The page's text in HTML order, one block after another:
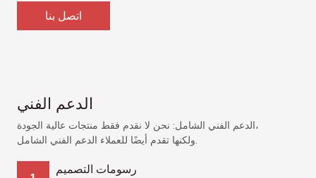
اتصل بنا
الدعم الفني
الدعم الفني الشامل: نحن لا نقدم فقط منتجات عالية الجودة،
ولكنها تقدم أيضًا للعملاء الدعم الفني الشامل.
رسومات التصميم